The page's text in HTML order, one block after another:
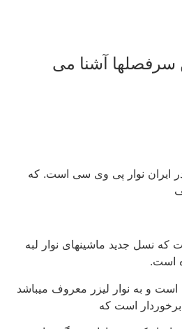
سرفصلها آشنا می
ایران نوار پی وی سی است. که
که نسل جدید ماشینهای نوار لبه
است.
و به نوار لیزر معروف میباشد
برخوردار است که